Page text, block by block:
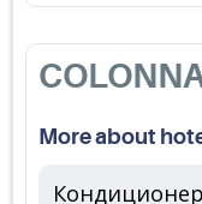
More about